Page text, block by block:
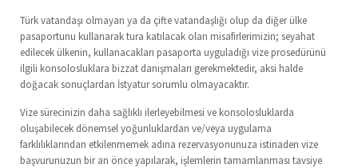
Türk vatandaşı olmayan ya da çifte vatandaşlığı olup da diğer ülke
pasaportunu kullanarak tura katılacak olan misafirlerimizin; seyahat
edilecek ülkenin, kullanacakları pasaporta uyguladığı vize prosedürünü
ilgili konsolosluklara bizzat danışmaları gerekmektedir, aksi halde
doğacak sonuçlardan İstyatur sorumlu olmayacaktır.
Vize sürecinizin daha sağlıklı ilerleyebilmesi ve konsolosluklarda
oluşabilecek dönemsel yoğunluklardan ve/veya uygulama
farklılıklarından etkilenmemek adına rezervasyonunuza istinaden vize
başvurunuzun bir an önce yapılarak, işlemlerin tamamlanması tavsiye